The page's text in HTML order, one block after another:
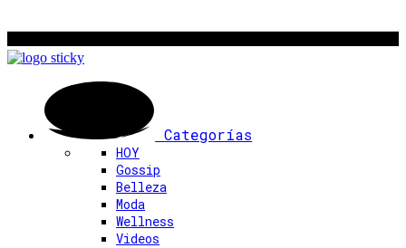
Categorías
HOY
Gossip
Belleza
Moda
Wellness
Videos